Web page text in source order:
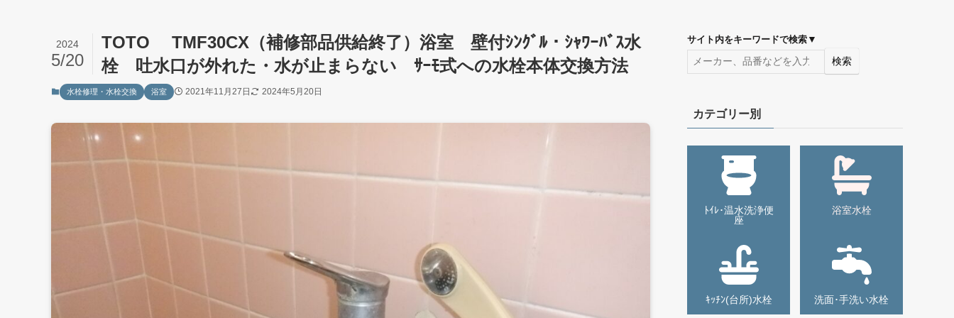
TOTO TMF30CX（補修部品供給終了）浴室 壁付ｼﾝｸﾞﾙ・ｼｬﾜｰﾊﾞｽ水
栓 吐水口が外れた・水が止まらない ｻｰﾓ式への水栓本体交換方法
2024
5/20
水栓修理・水栓交換 浴室 2021年11月27日 2024年5月20日
サイト内をキーワードで検索 ▼
検索
カテゴリー別
ﾄｲﾚ･温水洗浄便
座
浴室水栓
ｷｯﾁﾝ(台所)水栓 洗面･手洗い水栓